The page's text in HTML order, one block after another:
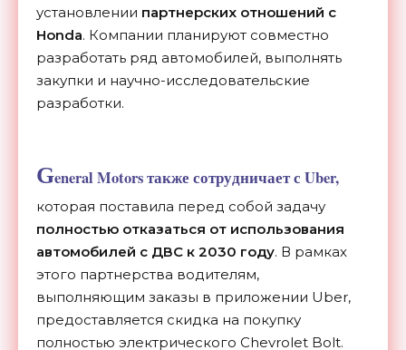
установлении партнерских отношений с
Honda. Компании планируют совместно
разработать ряд автомобилей, выполнять
закупки и научно-исследовательские
разработки.
General Motors также сотрудничает с Uber,
которая поставила перед собой задачу
полностью отказаться от использования
автомобилей с ДВС к 2030 году. В рамках
этого партнерства водителям,
выполняющим заказы в приложении Uber,
предоставляется скидка на покупку
полностью электрического Chevrolet Bolt.